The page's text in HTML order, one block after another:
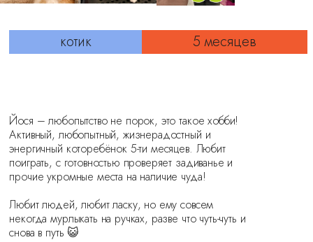
котик 5 месяцев
Йося – любопытство не порок, это такое хобби!
Активный, любопытный, жизнерадостный и
энергичный которебёнок 5-ти месяцев. Любит
поиграть, с готовностью проверяет задиванье и
прочие укромные места на наличие чуда!
Любит людей, любит ласку, но ему совсем
некогда мурлыкать на ручках, разве что чуть-чуть и
снова в путь 😺